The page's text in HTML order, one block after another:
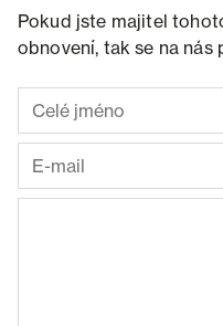
Pokud jste majitel
obnovení, tak se na nás